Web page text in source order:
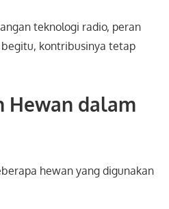
teknologi radio, peran
kontribusinya tetap
Hewan dalam
hewan yang digunakan